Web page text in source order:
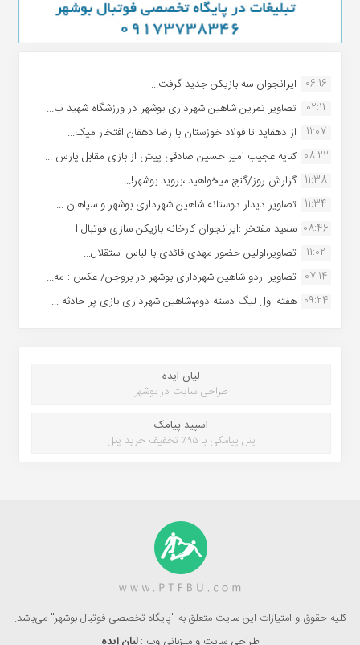
06:16 ایرانجوان سه بازیکن جدید گرفت...
02:11
تصاویر تمرین شاهین شهردارى بوشهر در ورزشگاه شهید ب...
11:07
از دهقاید تا فولاد خوزستان با رضا دهقان:افتخار میک...
08:22 کنایه عجیب امیر حسین صادقی پیش از بازی مقابل پارس ...
11:38 گزارش روز/گنج میخواهید ،بروید بوشهر!...
11:34 تصاویر دیدار دوستانه شاهین شهردارى بوشهر و سپاهان ...
08:46 سعید مفتخر :ایرانجوان کارخانه بازیکن سازی فوتبال ا...
11:02
تصاویر،اولین حضور مهدی قائدی با لباس استقلال...
07:14 تصاویر اردو شاهین شهرداری بوشهر در بروجن/ عکس : مه...
09:24 هفته اول لیگ دسته دوم،شاهین شهرداری بازی پر حادثه ...
لیان ایده
طراحی سایت در بوشهر
اسپید پیامک
پنل پیامکی با ۹۵٪ تخفیف خرید پنل
کلیه حقوق و امتیازات این سایت متعلق به "پایگاه تخصصی فوتبال بوشهر" می‌باشد.